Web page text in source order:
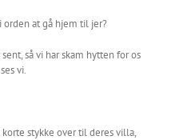
orden at gå hjem til jer?
så vi har skam hytten for os
vi.
stykke over til deres villa,